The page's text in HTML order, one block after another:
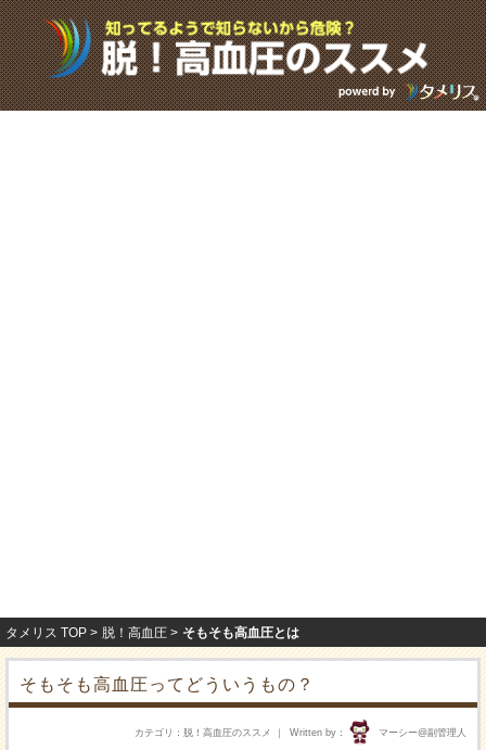
タメリス TOP 脱！高血圧 そもそも高血圧とは
そもそも高血圧ってどういうもの？
Written by マーシー@副管理人
カテゴリ 脱！高血圧のススメ